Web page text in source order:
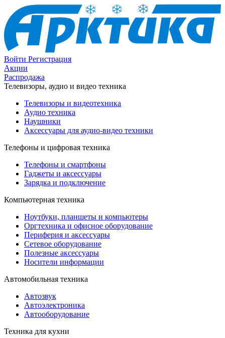
Войти Регистрация
Акции
Распродажа
Телевизоры, аудио и видео техника
Телевизоры и видеотехника
Аудио техника
Наушники
Аксессуары для аудио-видео техники
Телефоны и цифровая техника
Телефоны и смартфоны
Гаджеты и аксессуары
Зарядка и подключение
Компьютерная техника
Ноутбуки, планшеты и компьютеры
Оргтехника и офисное оборудование
Периферия и аксессуары
Cетевое оборудование
Полезные аксессуары
Носители информации
Автомобильная техника
Автозвук
Автоэлектроника
Автооборудование
Техника для кухни